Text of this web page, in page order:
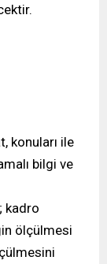
konuları ile
bilgi ve
kadro
ölçülmesi